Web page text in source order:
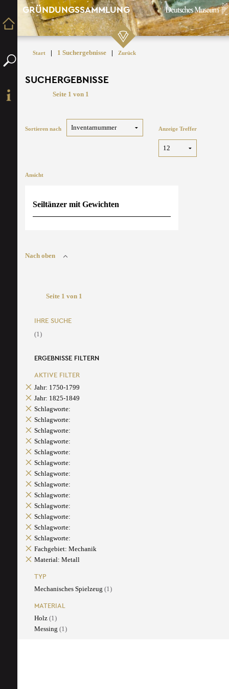
GRÜNDUNGSSAMMLUNG
Start | 1 Suchergebnisse | Zurück
SUCHERGEBNISSE
Seite 1 von 1
Sortieren nach Anzeige Treffer
Ansicht
Seiltänzer mit Gewichten
Nach oben
Seite 1 von 1
IHRE SUCHE
(1)
ERGEBNISSE FILTERN
AKTIVE FILTER
Jahr: 1750-1799
Jahr: 1825-1849
Schlagworte:
Schlagworte:
Schlagworte:
Schlagworte:
Schlagworte:
Schlagworte:
Schlagworte:
Schlagworte:
Schlagworte:
Schlagworte:
Schlagworte:
Schlagworte:
Schlagworte:
Fachgebiet: Mechanik
Material: Metall
TYP
Mechanisches Spielzeug (1)
MATERIAL
Holz (1)
Messing (1)